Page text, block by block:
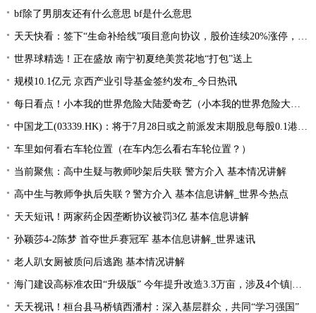
bf除了男朋友还有什么意思 bf是什么意思
天天快看：签下“生命补给线”项目意向协议，股价连续20%涨停，这家公司获机构扎堆关注
世界球精选！正在盛放 南宁初夏绝美赏花地“打包”送上
规模10.1亿元 京西产业引导基金签约发布_今日热讯
每日看点！小本我的世界危险大陆爱奇艺（小本我的世界危险大陆）
中国龙工(03339.HK)：将于7月28日或之前派发末期股息每股0.1港元-世界微资讯
车里如何看右车轮位置（在车内怎么看右车轮位置？）
当前聚焦：高中生疑与教师吵架后失联 警方介入 基本情况讲解
高中生与教师争执后失联？警方介入 基本信息讲解_世界今热点
天天短讯！两家药企因垄断协议被罚3亿 基本信息讲解
孙颖莎4-2陈梦 首夺世乒赛冠军 基本信息讲解_世界速讯
老人趴女厕被质问后逃跑 基本情况讲解
海门建设高标准农田“升级版” 今年提升改造3.3万亩，涉及4个镇|每日速读
天天视讯！桓台县马桥镇西潘村：深入基层群众，共同“学习强国”